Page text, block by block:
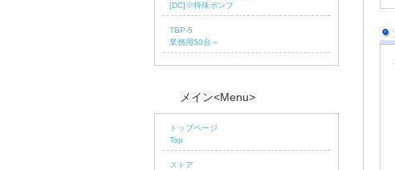
[DC]※特殊ポンプ
TBP-5
業務用50台～
メイン<Menu>
トップページ
Top
ストア